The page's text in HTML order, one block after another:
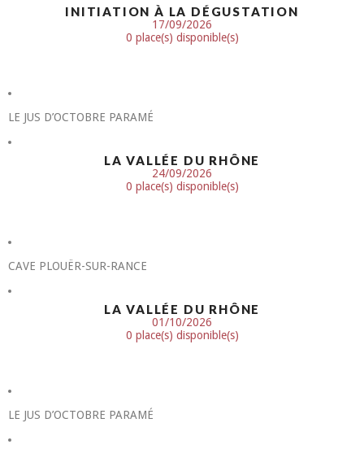
INITIATION À LA DÉGUSTATION
17/09/2026
0 place(s) disponible(s)
LE JUS D’OCTOBRE PARAMÉ
LA VALLÉE DU RHÔNE
24/09/2026
0 place(s) disponible(s)
CAVE PLOUËR-SUR-RANCE
LA VALLÉE DU RHÔNE
01/10/2026
0 place(s) disponible(s)
LE JUS D’OCTOBRE PARAMÉ